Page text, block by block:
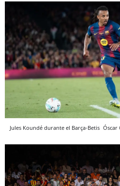
Jules Koundé durante el Barça-Betis Óscar